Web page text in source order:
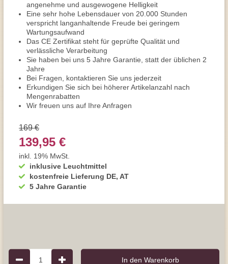
angenehme und ausgewogene Helligkeit
Eine sehr hohe Lebensdauer von 20.000 Stunden
verspricht langanhaltende Freude bei geringem
Wartungsaufwand
Das CE Zertifikat steht für geprüfte Qualität und
verlässliche Verarbeitung
Sie haben bei uns 5 Jahre Garantie, statt der üblichen 2
Jahre
Bei Fragen, kontaktieren Sie uns jederzeit
Erkundigen Sie sich bei höherer Artikelanzahl nach
Mengenrabatten
Wir freuen uns auf Ihre Anfragen
inklusive Leuchtmittel
kostenfreie Lieferung DE, AT
5 Jahre Garantie
169 €
139,95 €
inkl. 19% MwSt.
1 In den Warenkorb